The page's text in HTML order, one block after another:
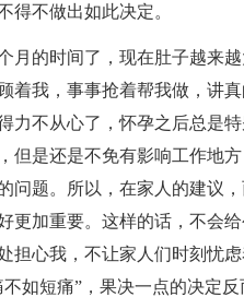
得不做出如此决定。
月的时间了，现在肚子越来
着我，事事抢着帮我做，讲
力不从心了，怀孕之后总是
但是还是不免有影响工作地
问题。所以，在家人的建议
更加重要。这样的话，不会
担心我，不让家人们时刻忧
如短痛”，果决一点的决定反